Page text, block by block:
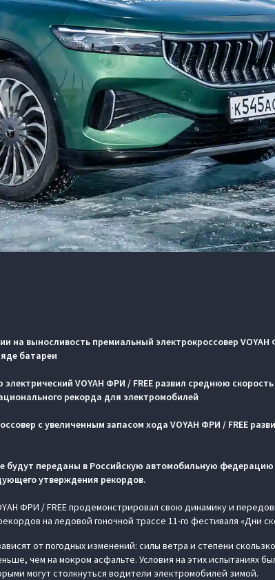
на выносливость премиальный электрокроссовер VOYAH
батареи
VOYAH ФРИ / FREE развил среднюю
рекорда для электромобилей
с увеличенным запасом хода VOYAH ФРИ / FREE
будут переданы в Российскую автомобильную
утверждения рекордов.
ФРИ / FREE продемонстрировал свою динамику и
на ледовой гоночной трассе 11-го фестиваля «Дни
от погодных изменений: силы ветра и степени
чем на мокром асфальте. Условия на этих испытаниях
могут столкнуться водители электромобилей зимой.